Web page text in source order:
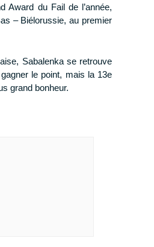
Award du Fail de l’année,
– Biélorussie, au premier
Sabalenka se retrouve
le point, mais la 13e
grand bonheur.